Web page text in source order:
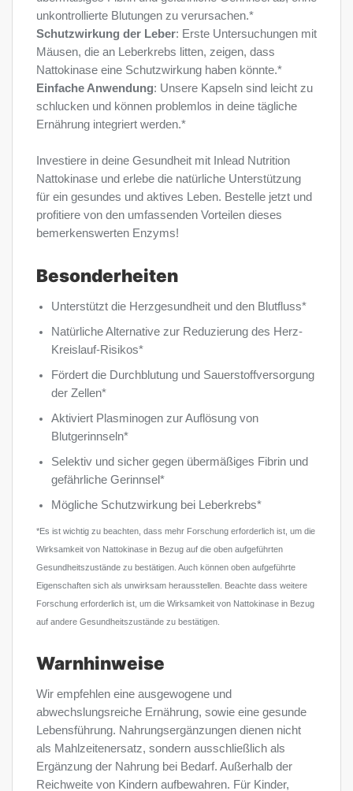
unkontrollierte Blutungen zu verursachen.*
Schutzwirkung der Leber: Erste Untersuchungen mit
Mäusen, die an Leberkrebs litten, zeigen, dass
Nattokinase eine Schutzwirkung haben könnte.*
Einfache Anwendung: Unsere Kapseln sind leicht zu
schlucken und können problemlos in deine tägliche
Ernährung integriert werden.*
Investiere in deine Gesundheit mit Inlead Nutrition
Nattokinase und erlebe die natürliche Unterstützung
für ein gesundes und aktives Leben. Bestelle jetzt und
profitiere von den umfassenden Vorteilen dieses
bemerkenswerten Enzyms!
Besonderheiten
Unterstützt die Herzgesundheit und den Blutfluss*
Natürliche Alternative zur Reduzierung des Herz-
Kreislauf-Risikos*
Fördert die Durchblutung und Sauerstoffversorgung
der Zellen*
Aktiviert Plasminogen zur Auflösung von
Blutgerinnseln*
Selektiv und sicher gegen übermäßiges Fibrin und
gefährliche Gerinnsel*
Mögliche Schutzwirkung bei Leberkrebs*
*Es ist wichtig zu beachten, dass mehr Forschung erforderlich ist, um die
Wirksamkeit von Nattokinase in Bezug auf die oben aufgeführten
Gesundheitszustände zu bestätigen. Auch können oben aufgeführte
Eigenschaften sich als unwirksam herausstellen. Beachte dass weitere
Forschung erforderlich ist, um die Wirksamkeit von Nattokinase in Bezug
auf andere Gesundheitszustände zu bestätigen.
Warnhinweise
Wir empfehlen eine ausgewogene und
abwechslungsreiche Ernährung, sowie eine gesunde
Lebensführung. Nahrungsergänzungen dienen nicht
als Mahlzeitenersatz, sondern ausschließlich als
Ergänzung der Nahrung bei Bedarf. Außerhalb der
Reichweite von Kindern aufbewahren. Für Kinder,